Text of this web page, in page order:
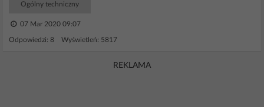
Ogólny techniczny
07 Mar 2020 09:07
Odpowiedzi: 8 Wyświetleń: 5817
REKLAMA